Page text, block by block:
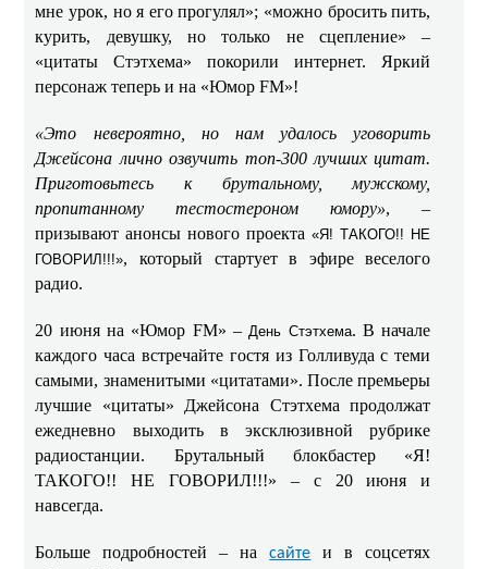
мне урок, но я его прогулял»; «можно бросить пить,
курить, девушку, но только не сцепление» –
«цитаты Стэтхема» покорили интернет. Яркий
персонаж теперь и на «Юмор FM»!
«Это невероятно, но нам удалось уговорить
Джейсона лично озвучить топ-300 лучших цитат.
Приготовьтесь к брутальному, мужскому,
пропитанному тестостероном юмору», –
призывают анонсы нового проекта«Я! ТАКОГО!! НЕ
ГОВОРИЛ!!!», который стартует в эфире веселого
радио.
20 июня на «Юмор FM» – День Стэтхема. В начале
каждого часа встречайте гостя из Голливуда с теми
самыми, знаменитыми «цитатами». После премьеры
лучшие «цитаты» Джейсона Стэтхема продолжат
ежедневно выходить в эксклюзивной рубрике
радиостанции. Брутальный блокбастер «Я!
ТАКОГО!! НЕ ГОВОРИЛ!!!» – с 20 июня и
навсегда.
Больше подробностей – насайте и в соцсетях